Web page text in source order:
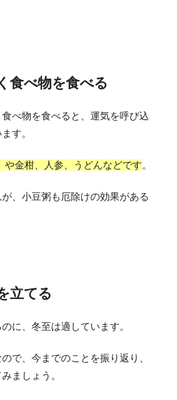
食べ物を食べる
べ物を食べると、運気を呼び込
す。
金柑、人参、うどんなどです。
、小豆粥も厄除けの効果がある
立てる
に、冬至は適しています。
で、今までのことを振り返り、
ましょう。